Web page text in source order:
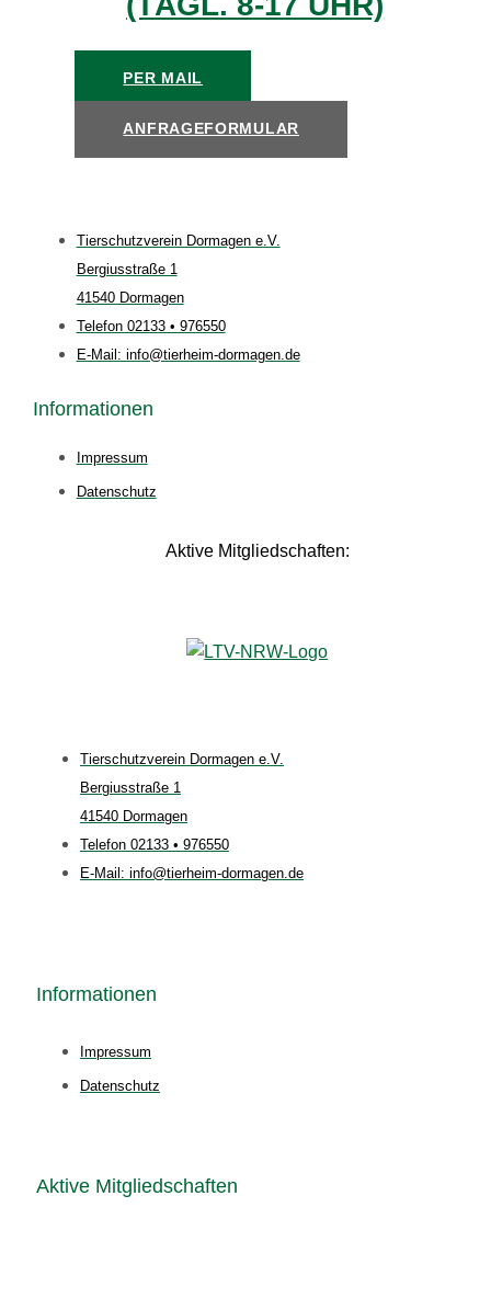
PER MAIL
ANFRAGEFORMULAR
Tierschutzverein Dormagen e.V.
Bergiusstraße 1
41540 Dormagen
Telefon 02133 • 976550
E-Mail: info@tierheim-dormagen.de
Informationen
Impressum
Datenschutz
Aktive Mitgliedschaften:
Tierschutzverein Dormagen e.V.
Bergiusstraße 1
41540 Dormagen
Telefon 02133 • 976550
E-Mail: info@tierheim-dormagen.de
Informationen
Impressum
Datenschutz
Aktive Mitgliedschaften